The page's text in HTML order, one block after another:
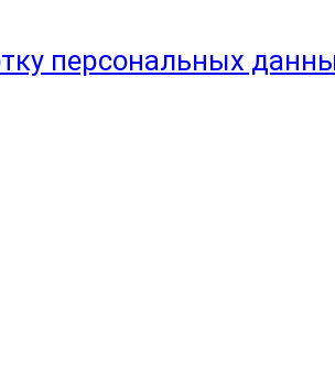
персональных